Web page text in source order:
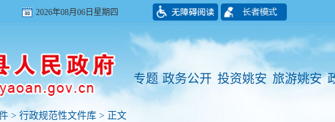
2026年08月06日星期四
专题 政务公开 投资姚安 旅游姚安
> 行政规范性文件库 > 正文